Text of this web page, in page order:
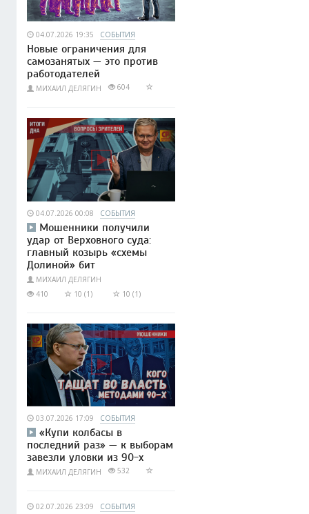
04.07.2026 19:35 СОБЫТИЯ
Новые ограничения для
самозанятых — это против
работодателей
МИХАИЛ ДЕЛЯГИН 604
04.07.2026 00:08 СОБЫТИЯ
Мошенники получили
удар от Верховного суда:
главный козырь «схемы
Долиной» бит
МИХАИЛ ДЕЛЯГИН
410
10 (1) 10 (1)
03.07.2026 17:09 СОБЫТИЯ
«Купи колбасы в
последний раз» — к выборам
завезли уловки из 90-х
МИХАИЛ ДЕЛЯГИН 532
02.07.2026 23:09 СОБЫТИЯ